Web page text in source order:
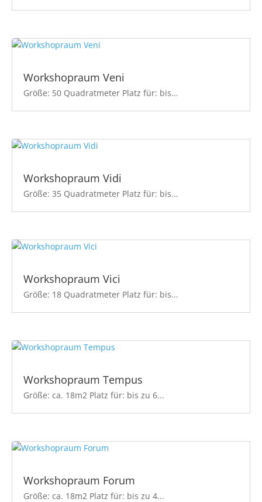
Workshopraum Veni
Größe: 50 Quadratmeter Platz für: bis...
Workshopraum Vidi
Größe: 35 Quadratmeter Platz für: bis...
Workshopraum Vici
Größe: 18 Quadratmeter Platz für: bis...
Workshopraum Tempus
Größe: ca. 18m2 Platz für: bis zu 6...
Workshopraum Forum
Größe: ca. 18m2 Platz für: bis zu 4...